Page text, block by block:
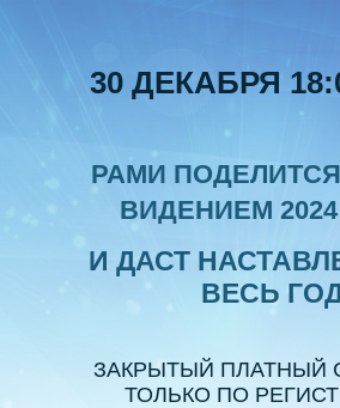
РАМИ
ВИДЕНИЕМ
И ДАСТ
ВЕСЬ
30 ДЕКАБРЯ
ЗАКРЫТЫЙ ПЛАТНЫЙ
ТОЛЬКО ПО